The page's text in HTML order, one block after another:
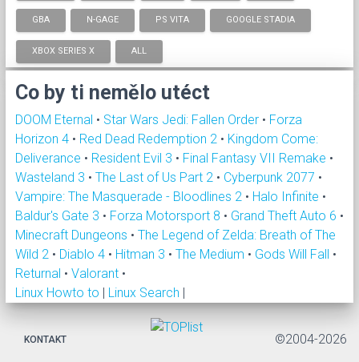
GBA N-GAGE PS VITA GOOGLE STADIA
XBOX SERIES X ALL
Co by ti nemělo utéct
DOOM Eternal • Star Wars Jedi: Fallen Order • Forza
Horizon 4 • Red Dead Redemption 2 • Kingdom Come:
Deliverance • Resident Evil 3 • Final Fantasy VII Remake •
Wasteland 3 • The Last of Us Part 2 • Cyberpunk 2077 •
Vampire: The Masquerade - Bloodlines 2 • Halo Infinite •
Baldur's Gate 3 • Forza Motorsport 8 • Grand Theft Auto 6 •
Minecraft Dungeons • The Legend of Zelda: Breath of The
Wild 2 • Diablo 4 • Hitman 3 • The Medium • Gods Will Fall •
Returnal • Valorant •
Linux Howto to | Linux Search |
KONTAKT ©2004-2026